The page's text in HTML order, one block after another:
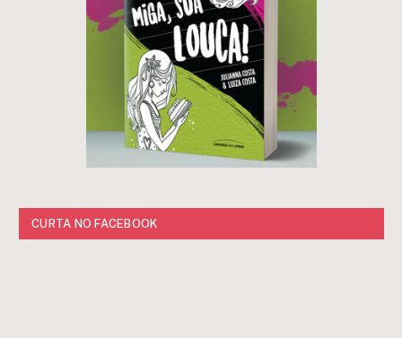
CURTA NO FACEBOOK